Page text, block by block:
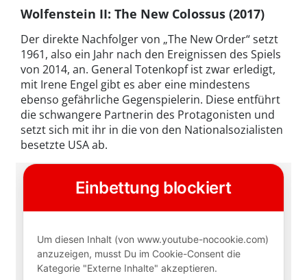
Wolfenstein II: The New Colossus (2017)
Der direkte Nachfolger von „The New Order“ setzt
1961, also ein Jahr nach den Ereignissen des Spiels
von 2014, an. General Totenkopf ist zwar erledigt,
mit Irene Engel gibt es aber eine mindestens
ebenso gefährliche Gegenspielerin. Diese entführt
die schwangere Partnerin des Protagonisten und
setzt sich mit ihr in die von den Nationalsozialisten
besetzte USA ab.